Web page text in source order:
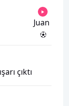
Juan
çıktı